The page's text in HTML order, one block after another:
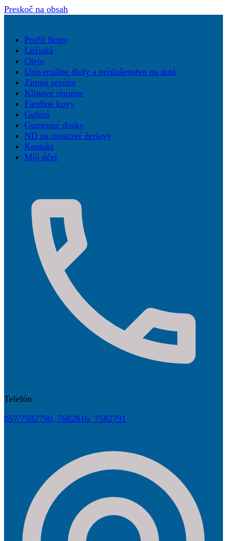
Preskoč na obsah
Profil firmy
Ložiská
Oleje
Univerzálne diely a príslušenstvo na autá
Zimná sezóna
Klinové remene
Farebné kovy
Guferá
Gumenné dosky
ND na mostové žeriavy
Kontakt
Môj účet
Telefón
057/7582790, 7682816, 7582791